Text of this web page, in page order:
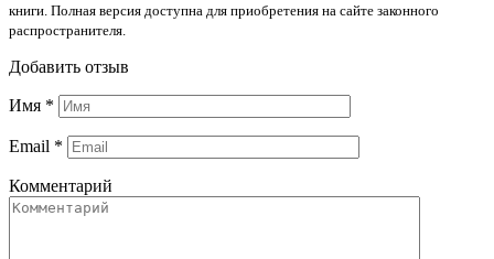
книги. Полная версия доступна для приобретения на сайте законного
распространителя.
Добавить отзыв
Имя *
Email *
Комментарий